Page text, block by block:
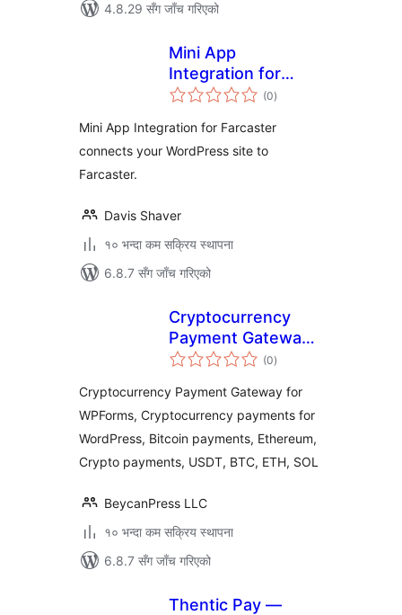
4.8.29 सँग जाँच गरिएको
Mini App
Integration for
Farcaster
(0कुल
रेटिङ्गहरू
)
Mini App Integration for Farcaster
connects your WordPress site to
Farcaster.
Davis Shaver
१० भन्दा कम सक्रिय स्थापना
6.8.7 सँग जाँच गरिएको
Cryptocurrency
Payment Gateway
for WPForms by
(0कुल
रेटिङ्गहरू
)
Cryptocurrency Payment Gateway for
WPForms, Cryptocurrency payments for
WordPress, Bitcoin payments, Ethereum,
Crypto payments, USDT, BTC, ETH, SOL
BeycanPress LLC
१० भन्दा कम सक्रिय स्थापना
6.8.7 सँग जाँच गरिएको
Thentic Pay —